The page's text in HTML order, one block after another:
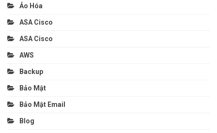
Ảo Hóa
ASA Cisco
ASA Cisco
AWS
Backup
Bảo Mật
Bảo Mật Email
Blog